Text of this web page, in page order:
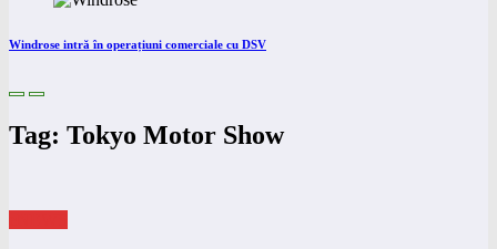
Windrose intră în operațiuni comerciale cu DSV
Tag: Tokyo Motor Show